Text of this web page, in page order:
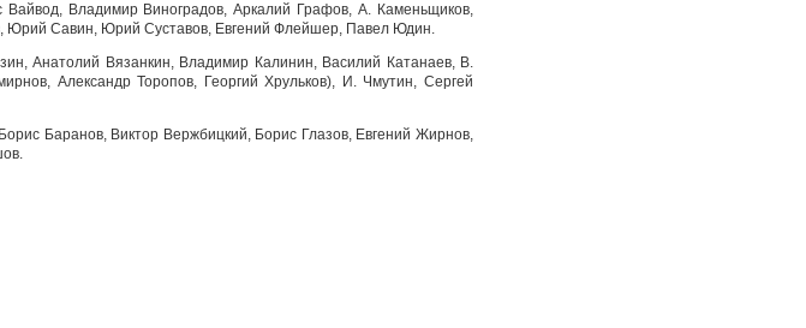
Владимир Виноградов, Аркалий Графов, А. Каменьщиков,
Юрий Савин, Юрий Суставов, Евгений Флейшер, Павел Юдин.
Анатолий Вязанкин, Владимир Калинин, Василий Катанаев, В.
Александр Торопов, Георгий Хрульков), И. Чмутин, Сергей
Баранов, Виктор Вержбицкий, Борис Глазов, Евгений Жирнов,